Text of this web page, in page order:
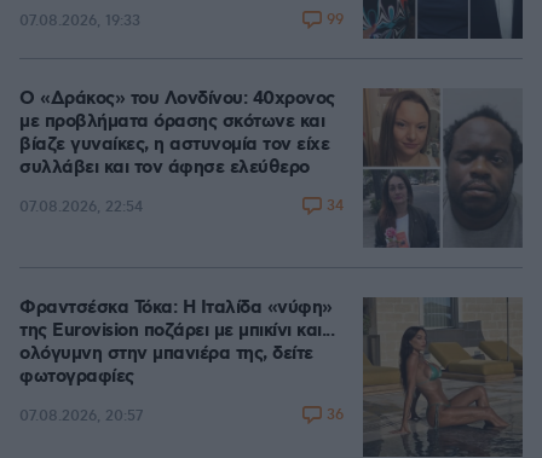
07.08.2026, 19:33 99
Ο «Δράκος» του Λονδίνου: 40χρονος
με προβλήματα όρασης σκότωνε και
βίαζε γυναίκες, η αστυνομία τον είχε
συλλάβει και τον άφησε ελεύθερο
07.08.2026, 22:54 34
Φραντσέσκα Τόκα: Η Ιταλίδα «νύφη»
της Eurovision ποζάρει με μπικίνι και...
ολόγυμνη στην μπανιέρα της, δείτε
φωτογραφίες
07.08.2026, 20:57 36